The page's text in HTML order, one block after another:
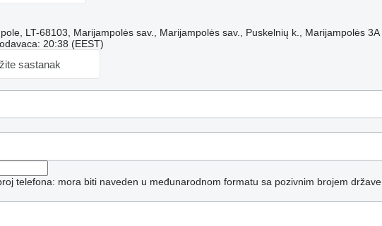
LT-68103, Marijampolės sav., Marijampolės sav., Puskelnių k., Marijampolės 3A
20:38 (EEST)
sastanak
telefona: mora biti naveden u međunarodnom formatu sa pozivnim brojem države.